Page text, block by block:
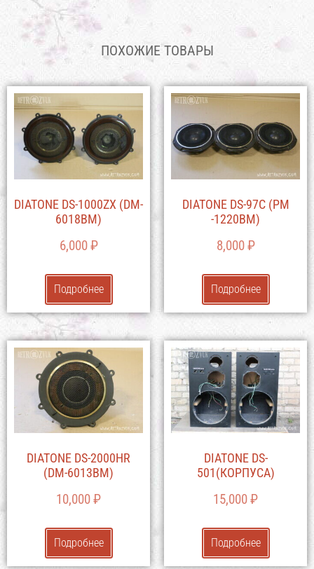
ПОХОЖИЕ ТОВАРЫ
DIATONE DS-1000ZX (DM-
6018BM)
6,000₽
Подробнее
DIATONE DS-97C (PM
-1220BM)
8,000₽
Подробнее
DIATONE DS-2000HR
(DM-6013BM)
10,000₽
Подробнее
DIATONE DS-
501(КОРПУСА)
15,000₽
Подробнее